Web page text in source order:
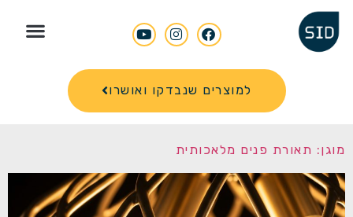
למוצרים שנבדקו ואושרו
מוגן: תאורת פנים מלאכותית